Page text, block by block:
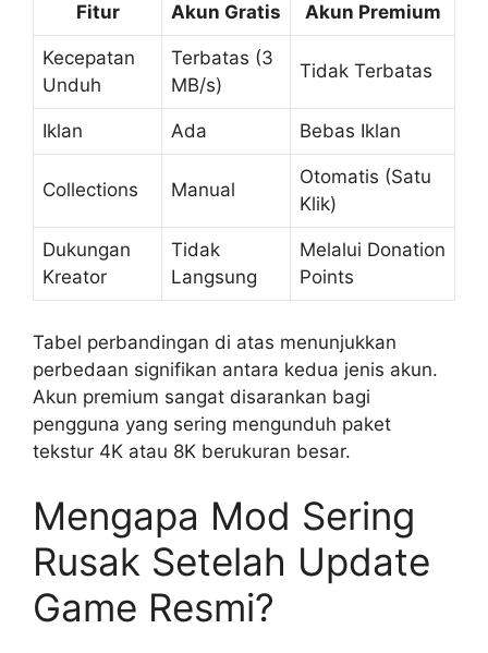
Fitur Akun Gratis Akun Premium
Kecepatan
Unduh
Terbatas (3
MB/s)
Tidak Terbatas
Iklan Ada Bebas Iklan
Collections Manual
Otomatis (Satu
Klik)
Dukungan
Kreator
Tidak
Langsung
Melalui Donation
Points
Tabel perbandingan di atas menunjukkan
perbedaan signifikan antara kedua jenis akun.
Akun premium sangat disarankan bagi
pengguna yang sering mengunduh paket
tekstur 4K atau 8K berukuran besar.
Mengapa Mod Sering
Rusak Setelah Update
Game Resmi?